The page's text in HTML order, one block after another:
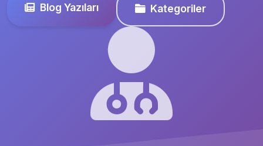
Blog Yazıları Kategoriler